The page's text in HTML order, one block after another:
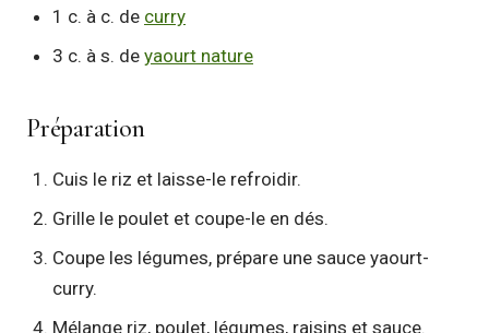
1 c. à c. de curry
3 c. à s. de yaourt nature
Préparation
Cuis le riz et laisse-le refroidir.
Grille le poulet et coupe-le en dés.
Coupe les légumes, prépare une sauce yaourt-
curry.
Mélange riz, poulet, légumes, raisins et sauce.